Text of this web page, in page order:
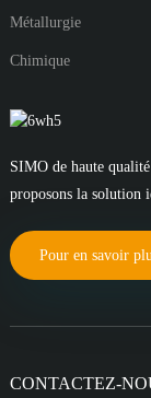
Métallurgie
Chimique
SIMO de haute
proposons la solution
Pour en savoir
CONTACTEZ-